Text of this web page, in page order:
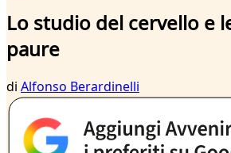
Lo studio del cervello e
paure
di Alfonso Berardinelli